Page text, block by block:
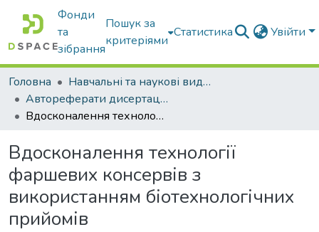
Фонди
та
зібрання
Пошук за
критеріями
Статистика Увійти
Головна
Навчальні та наукові видання
Автореферати дисертацій та дисертації
Вдосконалення технології фаршевих консервів з використанням біотехнологічних прийомів
Вдосконалення технології
фаршевих консервів з
використанням біотехнологічних
прийомів